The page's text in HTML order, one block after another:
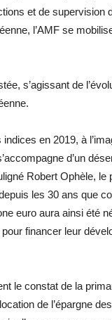
et de
l’AMF se
s’agissant de
en 2019, à
d’un
Robert Ophèle,
les 30 ans que
euro aura ainsi été
financer leur
le constat de la
de l’épargne